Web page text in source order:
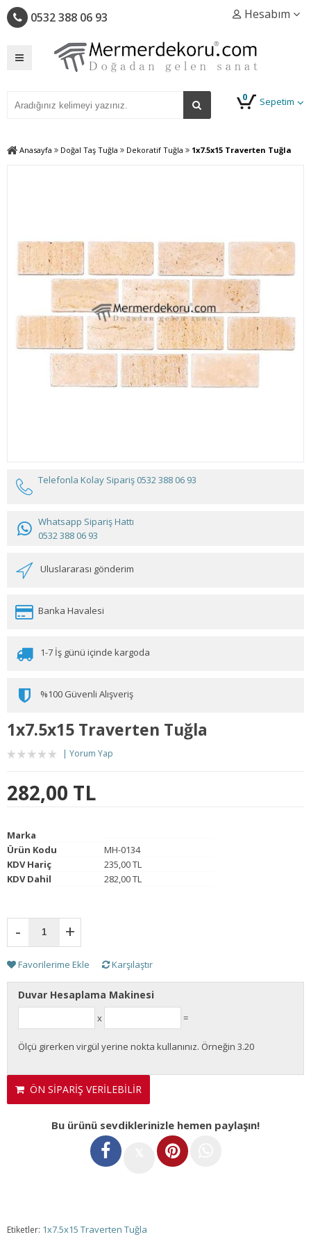
0532 388 06 93 Hesabım
Sepetim
0
Anasayfa Doğal Taş Tuğla Dekoratif Tuğla 1x7.5x15 Traverten Tuğla
Telefonla Kolay Sipariş 0532 388 06 93
Whatsapp Sipariş Hattı
0532 388 06 93
Uluslararası gönderim
Banka Havalesi
1-7 İş günü içinde kargoda
%100 Güvenli Alışveriş
1x7.5x15 Traverten Tuğla
Yorum Yap
282,00 TL
Marka
Ürün Kodu
MH-0134
KDV Hariç
235,00 TL
KDV Dahil
282,00 TL
- +
Favorilerime Ekle Karşılaştır
Duvar Hesaplama Makinesi
x =
Ölçü girerken virgül yerine nokta kullanınız. Örneğin 3.20
ÖN SİPARİŞ VERİLEBİLİR
Bu ürünü sevdiklerinizle hemen paylaşın!
Etiketler: 1x7.5x15 Traverten Tuğla